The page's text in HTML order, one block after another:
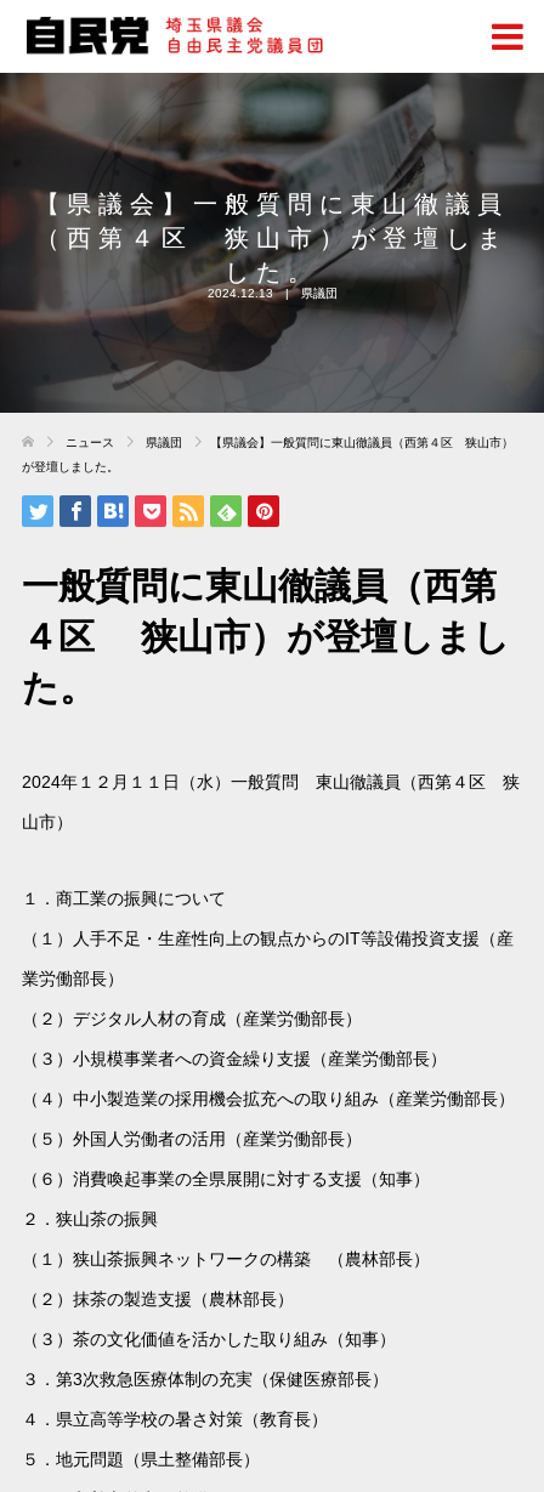
【県議会】一般質問に東山徹議員
（西第４区 狭山市）が登壇しま
した。
2024.12.13 県議団
ニュース 県議団
【県議会】一般質問に東山徹議員（西第４区 狭山市）
が登壇しました。
一般質問に東山徹議員（西第
４区 狭山市）が登壇しまし
た。
2024年１２月１１日（水）一般質問 東山徹議員（西第４区 狭
山市）
１．商工業の振興について
（１）人手不足・生産性向上の観点からのIT等設備投資支援（産
業労働部長）
（２）デジタル人材の育成（産業労働部長）
（３）小規模事業者への資金繰り支援（産業労働部長）
（４）中小製造業の採用機会拡充への取り組み（産業労働部長）
（５）外国人労働者の活用（産業労働部長）
（６）消費喚起事業の全県展開に対する支援（知事）
２．狭山茶の振興
（１）狭山茶振興ネットワークの構築 （農林部長）
（２）抹茶の製造支援（農林部長）
（３）茶の文化価値を活かした取り組み（知事）
３．第3次救急医療体制の充実（保健医療部長）
４．県立高等学校の暑さ対策（教育長）
５．地元問題（県土整備部長）